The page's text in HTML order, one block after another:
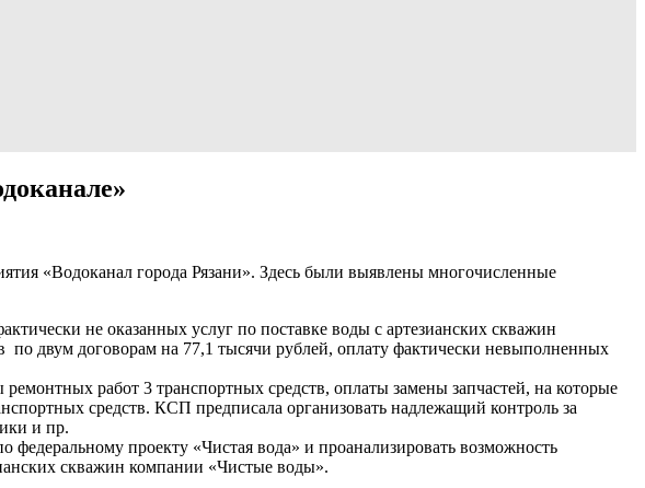
«Водоканал города Рязани». Здесь были выявлены многочисленные
не оказанных услуг по поставке воды с артезианских скважин
двум договорам на 77,1 тысячи рублей, оплату фактически невыполненных
работ 3 транспортных средств, оплаты замены запчастей, на которые
средств. КСП предписала организовать надлежащий контроль за
и пр.
проекту «Чистая вода» и проанализировать возможность
скважин компании «Чистые воды».